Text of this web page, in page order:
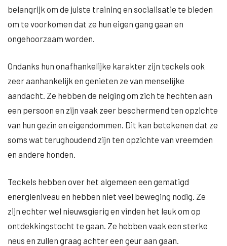
belangrijk om de juiste training en socialisatie te bieden
om te voorkomen dat ze hun eigen gang gaan en
ongehoorzaam worden.
Ondanks hun onafhankelijke karakter zijn teckels ook
zeer aanhankelijk en genieten ze van menselijke
aandacht. Ze hebben de neiging om zich te hechten aan
een persoon en zijn vaak zeer beschermend ten opzichte
van hun gezin en eigendommen. Dit kan betekenen dat ze
soms wat terughoudend zijn ten opzichte van vreemden
en andere honden.
Teckels hebben over het algemeen een gematigd
energieniveau en hebben niet veel beweging nodig. Ze
zijn echter wel nieuwsgierig en vinden het leuk om op
ontdekkingstocht te gaan. Ze hebben vaak een sterke
neus en zullen graag achter een geur aan gaan.